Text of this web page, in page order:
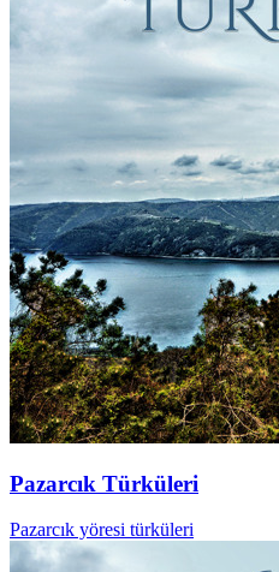
Pazarcık Türküleri
Pazarcık yöresi türküleri